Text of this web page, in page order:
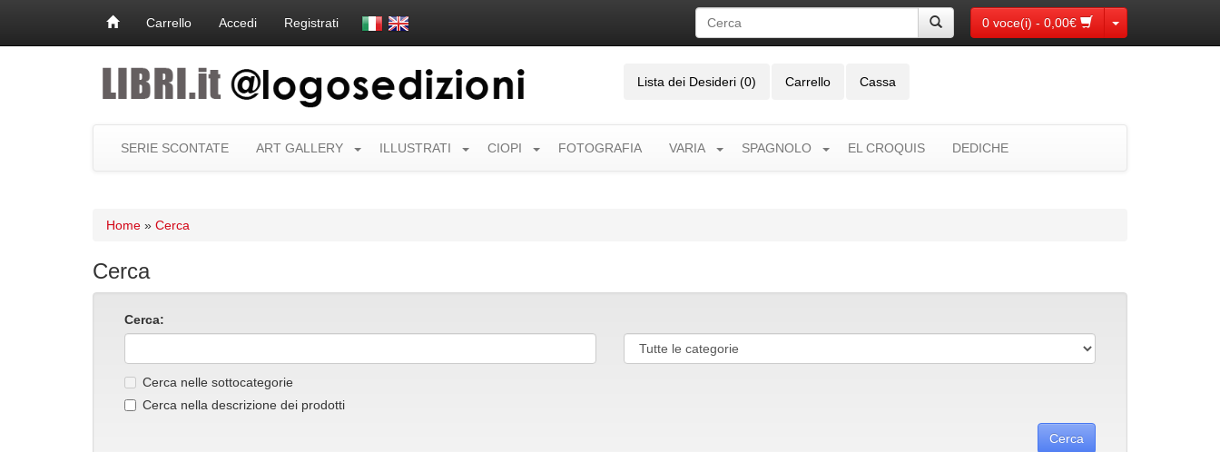
0 voce(i) - 0,00€ Toggle Dropdown
Carrello Accedi Registrati
Lista dei Desideri (0) Carrello Cassa
SERIE SCONTATE ART GALLERY ILLUSTRATI CIOPI FOTOGRAFIA VARIA SPAGNOLO EL CROQUIS DEDICHE
Home » Cerca
Cerca
Cerca:
Cerca nelle sottocategorie
Cerca nella descrizione dei prodotti